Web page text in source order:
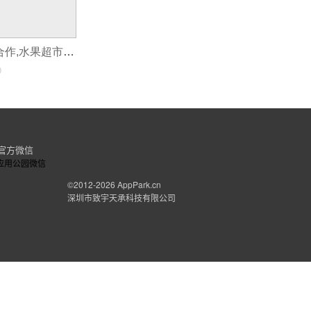
开发app与超市合作,水果超市app开发
方微信
©2012-2026 AppPark.cn
深圳市致宇天承科技有限公司